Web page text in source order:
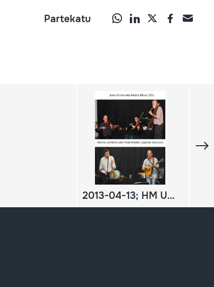
Partekatu
2013-04-13; HM Udaberriko kontzertua; Oiartzun; Herri Musikaren Txokoa; JUAN ARRIOLA eta ARKAITZ MINER; Hariari tiraka; Alberto Jambrina; Pablo Madrid; DIGITALA